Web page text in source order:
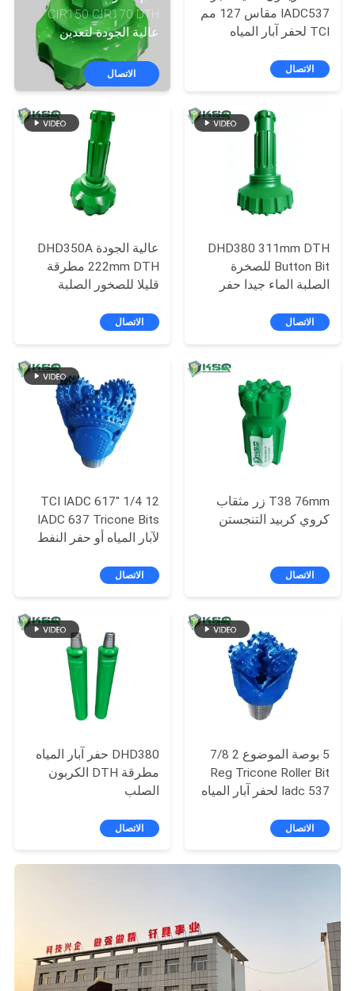
مراقبة
الجودة
خريطة
الموقع
POLICY
CIR150 CIR170 DTH
عالية الجودة لتعدين
الصخور الصلبة وأدوات
حفر آبار المياه
الاتصال
IADC537 مقاس 127 مم
TCI لحفر آبار المياه
وأدوات الصخور
الاتصال
عالية الجودة DHD350A
222mm DTH مطرقة
قليلا للصخور الصلبة
الاتصال
DHD380 311mm DTH
Button Bit للصخرة
الصلبة الماء جيدا حفر
أداةالاتصال
12 1/4 "TCI IADC 617
IADC 637 Tricone Bits
لآبار المياه أو حفر النفط
الاتصال
T38 76mm زر مثقاب
كروي كربيد التنجستن
الاتصال
DHD380 حفر آبار المياه
مطرقة DTH الكربون
الصلب
الاتصال
5 بوصة الموضوع 2 7/8
Reg Tricone Roller Bit
Iadc 537 لحفر آبار المياه
الاتصال